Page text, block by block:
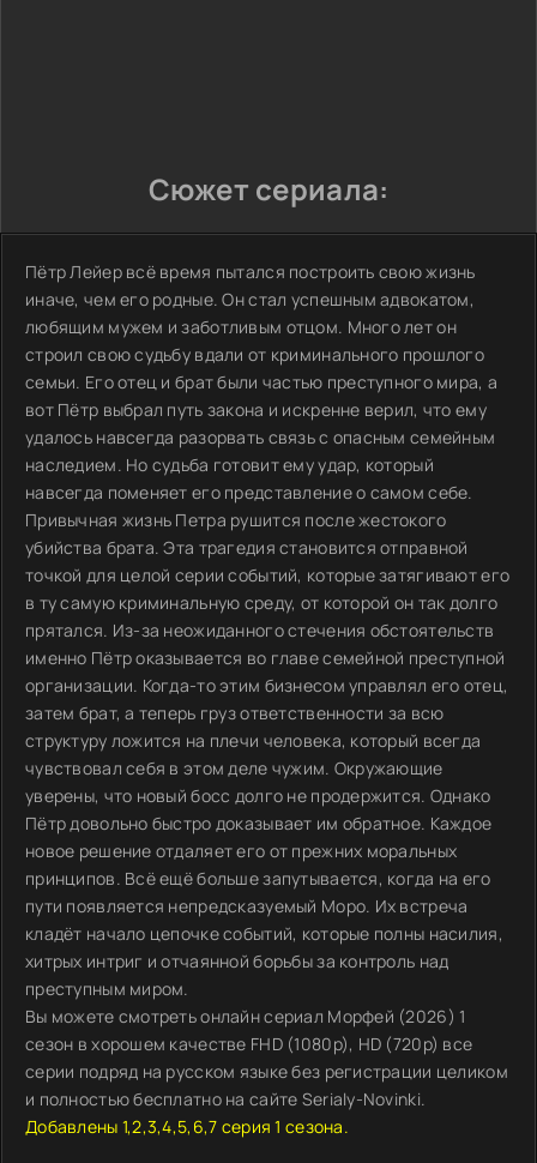
Сюжет сериала:
Пётр Лейер всё время пытался построить свою жизнь
иначе, чем его родные. Он стал успешным адвокатом,
любящим мужем и заботливым отцом. Много лет он
строил свою судьбу вдали от криминального прошлого
семьи. Его отец и брат были частью преступного мира, а
вот Пётр выбрал путь закона и искренне верил, что ему
удалось навсегда разорвать связь с опасным семейным
наследием. Но судьба готовит ему удар, который
навсегда поменяет его представление о самом себе.
Привычная жизнь Петра рушится после жестокого
убийства брата. Эта трагедия становится отправной
точкой для целой серии событий, которые затягивают его
в ту самую криминальную среду, от которой он так долго
прятался. Из-за неожиданного стечения обстоятельств
именно Пётр оказывается во главе семейной преступной
организации. Когда-то этим бизнесом управлял его отец,
затем брат, а теперь груз ответственности за всю
структуру ложится на плечи человека, который всегда
чувствовал себя в этом деле чужим. Окружающие
уверены, что новый босс долго не продержится. Однако
Пётр довольно быстро доказывает им обратное. Каждое
новое решение отдаляет его от прежних моральных
принципов. Всё ещё больше запутывается, когда на его
пути появляется непредсказуемый Моро. Их встреча
кладёт начало цепочке событий, которые полны насилия,
хитрых интриг и отчаянной борьбы за контроль над
преступным миром.
Вы можете смотреть онлайн сериал Морфей (2026) 1
сезон в хорошем качестве FHD (1080p), HD (720p) все
серии подряд на русском языке без регистрации целиком
и полностью бесплатно на сайте Serialy-Novinki.
Добавлены 1,2,3,4,5,6,7 серия 1 сезона.